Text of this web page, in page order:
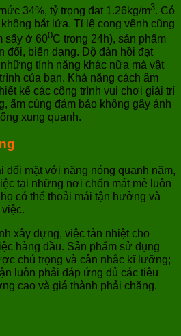
34%, tỷ trọng đat 1.26kg/m3. Có
bắt lửa. Tỉ lệ cong vênh cũng
sấy ở 600C trong 24h), sản phẩm
đổi, biến dạng. Độ đàn hồi đạt
tính năng khác nữa mà vật
của bạn. Khả năng cách âm
kế các công trình vui chơi giải trí
ấm cúng đảm bảo không gây ảnh
xung quanh.
đối mặt với năng nóng quanh năm,
tại những nơi chốn mát mẻ luôn
có thể thoải mái tận hưởng và
xây dựng, việc tản nhiệt cho
hàng đầu. Sản phẩm sử dụng
chú trọng và cân nhắc kĩ lưỡng;
luôn phải đáp ứng đủ các tiêu
cao và giá thành phải chăng.